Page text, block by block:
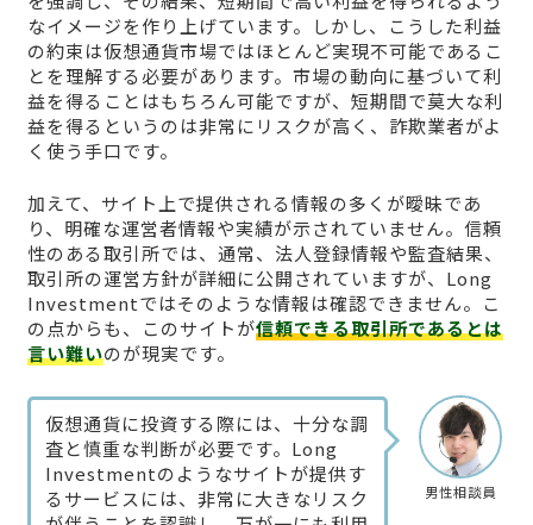
なイメージを作り上げています。しかし、こうした利益
の約束は仮想通貨市場ではほとんど実現不可能であるこ
とを理解する必要があります。市場の動向に基づいて利
益を得ることはもちろん可能ですが、短期間で莫大な利
益を得るというのは非常にリスクが高く、詐欺業者がよ
く使う手口です。
加えて、サイト上で提供される情報の多くが曖昧であ
り、明確な運営者情報や実績が示されていません。信頼
性のある取引所では、通常、法人登録情報や監査結果、
取引所の運営方針が詳細に公開されていますが、Long
Investmentではそのような情報は確認できません。こ
の点からも、このサイトが信頼できる取引所であるとは
言い難いのが現実です。
男性相談員
仮想通貨に投資する際には、十分な調
査と慎重な判断が必要です。Long
Investmentのようなサイトが提供す
るサービスには、非常に大きなリスク